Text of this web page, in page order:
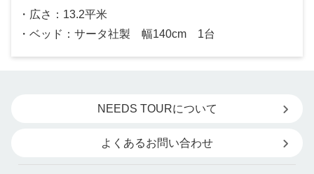
・広さ：13.2平米
・ベッド：サータ社製 幅140cm 1台
NEEDS TOURについて
よくあるお問い合わせ